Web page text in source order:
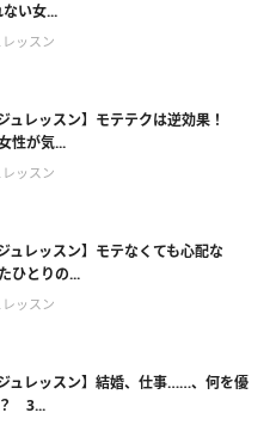
い女...
ッスン
ジュレッスン】モテテクは逆効果！
性が気...
ッスン
ュレッスン】モテなくても心配な
ひとりの...
ッスン
ジュレッスン】結婚、仕事……、何を優
3...